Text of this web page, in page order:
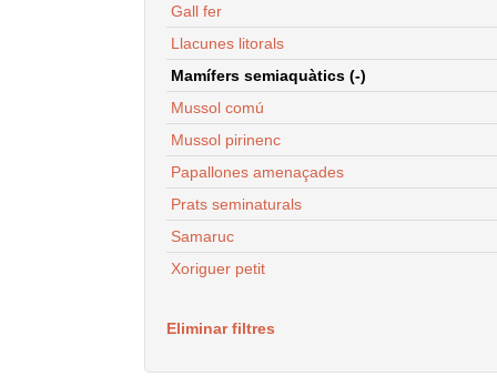
Gall fer
Llacunes litorals
Mamífers semiaquàtics (-)
Mussol comú
Mussol pirinenc
Papallones amenaçades
Prats seminaturals
Samaruc
Xoriguer petit
Eliminar filtres